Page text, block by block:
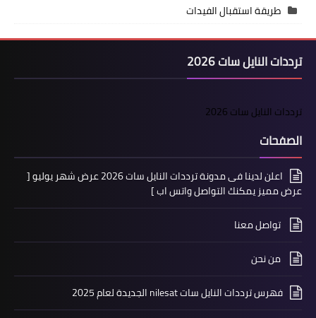
طريقة استقبال الفيدات
ترددات النايل سات 2026
ترددات النايل سات 2026
الصفحات
اعلن لدينا فى مدونة ترددات النايل سات 2026 عرض شهر يوليو [
عرض مميز يمكنك التواصل واتس اب ]
تواصل معنا
من نحن
فهرس ترددات النايل سات nilesat الجديدة لعام 2025